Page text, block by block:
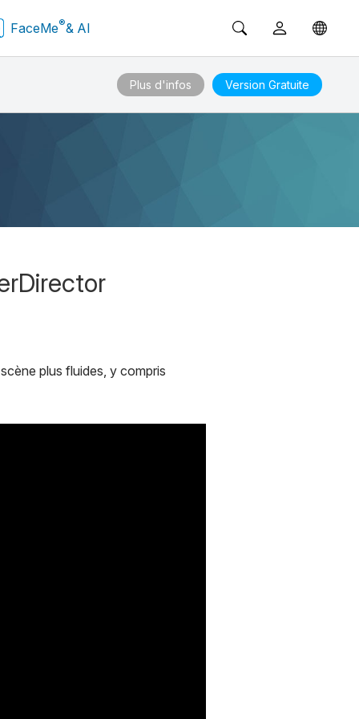
FaceMe®& AI
Plus d'infos Version Gratuite
plus fluides, y compris